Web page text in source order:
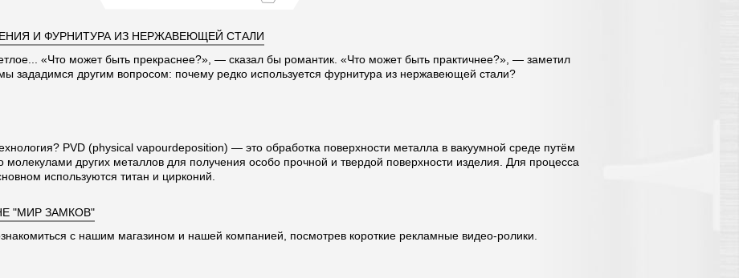
И ФУРНИТУРА ИЗ НЕРЖАВЕЮЩЕЙ СТАЛИ
«Что может быть прекраснее?», — сказал бы романтик. «Что может быть практичнее?», — заметил
зададимся другим вопросом: почему редко используется фурнитура из нержавеющей стали?
PVD (physical vapourdeposition) — это обработка поверхности металла в вакуумной среде путём
молекулами других металлов для получения особо прочной и твердой поверхности изделия. Для процесса
используются титан и цирконий.
"МИР ЗАМКОВ"
с нашим магазином и нашей компанией, посмотрев короткие рекламные видео-ролики.